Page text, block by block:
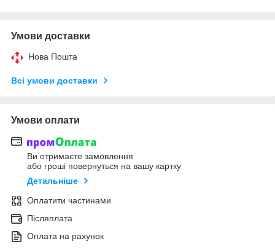
Умови доставки
Нова Пошта
Всі умови доставки
Умови оплати
Ви отримаєте замовлення
або гроші повернуться на вашу картку
Детальніше
Оплатити частинами
Післяплата
Оплата на рахунок